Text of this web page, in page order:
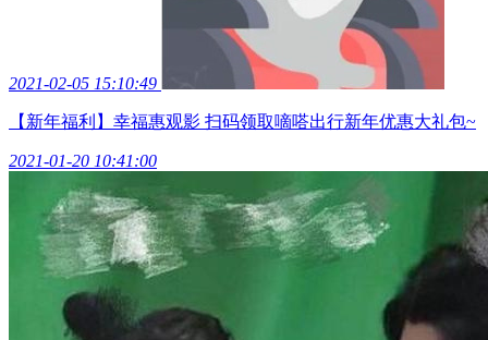
2021-02-05 15:10:49
【新年福利】幸福惠观影 扫码领取嘀嗒出行新年优惠大礼包~
2021-01-20 10:41:00